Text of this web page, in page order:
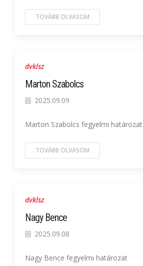
TOVÁBB OLVASOM
dvklsz
Marton Szabolcs
2025.09.09
Marton Szabolcs fegyelmi határozat
TOVÁBB OLVASOM
dvklsz
Nagy Bence
2025.09.08
Nagy Bence fegyelmi határozat